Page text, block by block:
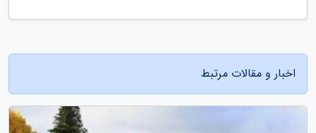
اخبار و مقالات مرتبط